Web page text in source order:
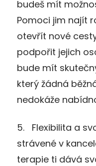
budeš mít
Pomoci jim najít
otevřít nové
podpořit jejich
bude mít
který žádná
nedokáže
5. Flexibilita a
strávené v
terapie ti dává